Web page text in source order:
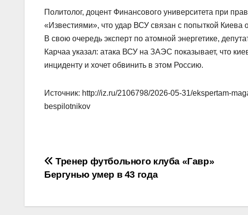
Политолог, доцент Финансового университета при
«Известиями», что удар ВСУ связан с попыткой Киева
В свою очередь эксперт по атомной энергетике,
Карчаа указал: атака ВСУ на ЗАЭС показывает, что
инциденту и хочет обвинить в этом Россию.
Источник: http://iz.ru/2106798/2026-05-31/ekspertam-
bespilotnikov
Навигация
по
записям
Тренер футбольного клуба «Гавр»
Бергунью умер в 43 года